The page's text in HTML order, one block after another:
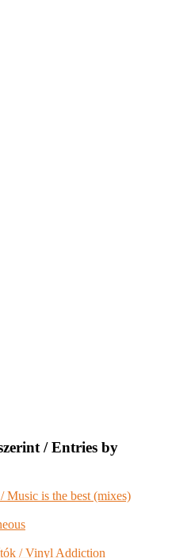
/ Entries by
Music is the best (mixes)
/ Vinyl Addiction